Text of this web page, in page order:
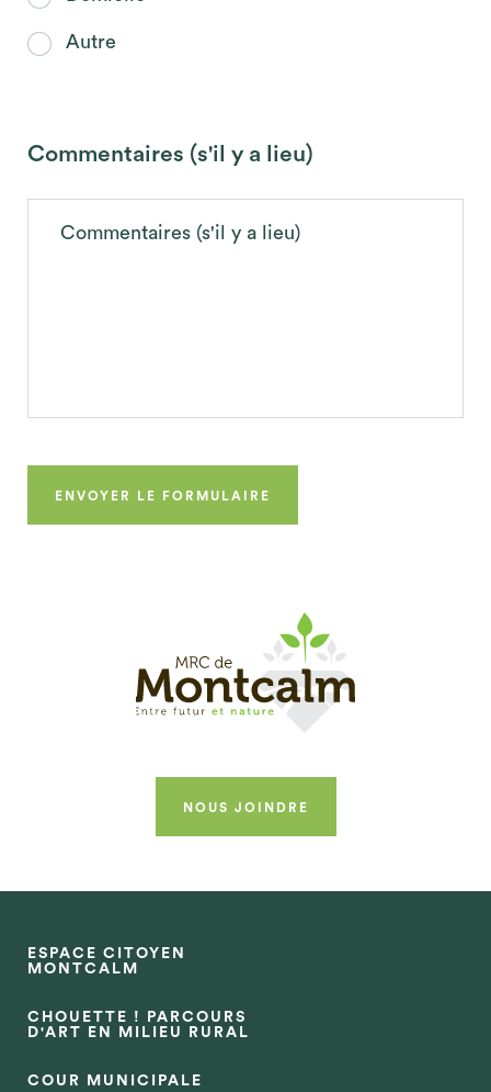
Autre
Commentaires (s'il y a lieu)
Commentaires (s'il y a lieu)
ENVOYER LE FORMULAIRE
NOUS JOINDRE
ESPACE CITOYEN
MONTCALM
CHOUETTE ! PARCOURS
D'ART EN MILIEU RURAL
COUR MUNICIPALE